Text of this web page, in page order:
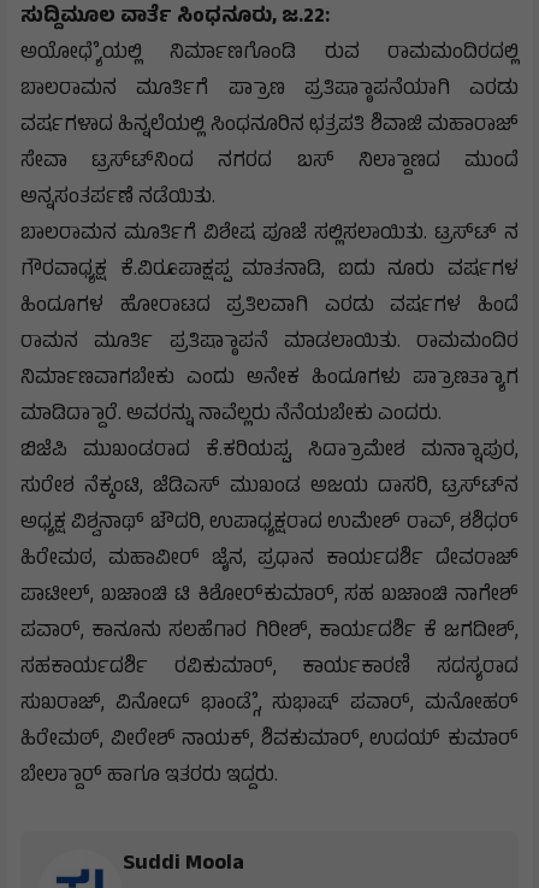
ಸುದ್ದಿಮೂಲ ವಾರ್ತೆ ಸಿಂಧನೂರು, ಜ.22:
ಅಯೋಧ್ಯೆೆಯಲ್ಲಿ ನಿರ್ಮಾಣಗೊಂಡಿ ರುವ ರಾಮಮಂದಿರದಲ್ಲಿ
ಬಾಲರಾಮನ ಮೂರ್ತಿಗೆ ಪ್ರಾಾಣ ಪ್ರತಿಷ್ಠಾಾಪನೆಯಾಗಿ ಎರಡು
ವರ್ಷಗಳಾದ ಹಿನ್ನಲೆಯಲ್ಲಿ ಸಿಂಧನೂರಿನ ಛತ್ರಪತಿ ಶಿವಾಜಿ ಮಹಾರಾಜ್
ಸೇವಾ ಟ್ರಸ್‌ಟ್‌‌ನಿಂದ ನಗರದ ಬಸ್ ನಿಲ್ದಾಾಣದ ಮುಂದೆ
ಅನ್ನಸಂತರ್ಪಣೆ ನಡೆಯಿತು.
ಬಾಲರಾಮನ ಮೂರ್ತಿಗೆ ವಿಶೇಷ ಪೂಜೆ ಸಲ್ಲಿಸಲಾಯಿತು. ಟ್ರಸ್‌ಟ್‌ ನ
ಗೌರವಾಧ್ಯಕ್ಷ ಕೆ.ವಿರೂಪಾಕ್ಷಪ್ಪ ಮಾತನಾಡಿ, ಐದು ನೂರು ವರ್ಷಗಳ
ಹಿಂದೂಗಳ ಹೋರಾಟದ ಪ್ರತಿಲವಾಗಿ ಎರಡು ವರ್ಷಗಳ ಹಿಂದೆ
ರಾಮನ ಮೂರ್ತಿ ಪ್ರತಿಷ್ಠಾಾಪನೆ ಮಾಡಲಾಯಿತು. ರಾಮಮಂದಿರ
ನಿರ್ಮಾಣವಾಗಬೇಕು ಎಂದು ಅನೇಕ ಹಿಂದೂಗಳು ಪ್ರಾಾಣತ್ಯಾಾಗ
ಮಾಡಿದ್ದಾಾರೆ. ಅವರನ್ನು ನಾವೆಲ್ಲರು ನೆನೆಯಬೇಕು ಎಂದರು.
ಬಿಜೆಪಿ ಮುಖಂಡರಾದ ಕೆ.ಕರಿಯಪ್ಪ, ಸಿದ್ರಾಾಮೇಶ ಮನ್ನಾಾಪುರ,
ಸುರೇಶ ನೆಕ್ಕಂಟಿ, ಜೆಡಿಎಸ್ ಮುಖಂಡ ಅಜಯ ದಾಸರಿ, ಟ್ರಸ್‌ಟ್‌‌ನ
ಅಧ್ಯಕ್ಷ ವಿಶ್ವನಾಥ್ ಚೌದರಿ, ಉಪಾಧ್ಯಕ್ಷರಾದ ಉಮೇಶ್ ರಾವ್, ಶಶಿಧರ್
ಹಿರೇಮಠ, ಮಹಾವೀರ್ ಜೈನ, ಪ್ರಧಾನ ಕಾರ್ಯದರ್ಶಿ ದೇವರಾಜ್
ಪಾಟೀಲ್, ಖಜಾಂಚಿ ಟಿ ಕಿಶೋರ್‌ಕುಮಾರ್, ಸಹ ಖಜಾಂಚಿ ನಾಗೇಶ್
ಪವಾರ್, ಕಾನೂನು ಸಲಹೆಗಾರ ಗಿರೀಶ್, ಕಾರ್ಯದರ್ಶಿ ಕೆ ಜಗದೀಶ್,
ಸಹಕಾರ್ಯದರ್ಶಿ ರವಿಕುಮಾರ್, ಕಾರ್ಯಕಾರಣಿ ಸದಸ್ಯರಾದ
ಸುಖರಾಜ್, ವಿನೋದ್ ಭಾಂಡ್ಗೆೆ, ಸುಭಾಷ್ ಪವಾರ್, ಮನೋಹರ್
ಹಿರೇಮಠ್, ವೀರೇಶ್ ನಾಯಕ್, ಶಿವಕುಮಾರ್, ಉದಯ್ ಕುಮಾರ್
ಬೇಲ್ದಾಾರ್ ಹಾಗೂ ಇತರರು ಇದ್ದರು.
Suddi Moola